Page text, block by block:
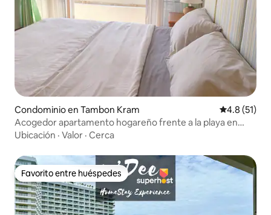
Condominio en Tambon Kram Calificación
4.8 (51)
Acogedor apartamento hogareño frente a la playa en
Rayong
Ubicación · Valor · Cerca
Favorito entre huéspedes
Favorito entre huéspedes